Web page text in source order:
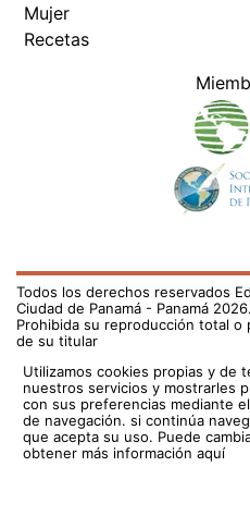
Mujer
Recetas
Todos los derechos reservados
Ciudad de Panamá - Panamá 2026.
Prohibida su reproducción total o
de su titular
Utilizamos cookies propias y de
nuestros servicios y mostrarles
con sus preferencias mediante
de navegación. si continúa
que acepta su uso. Puede
obtener más información aquí